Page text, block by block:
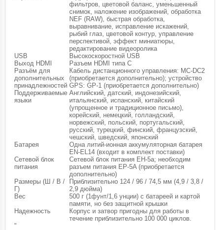
фильтров, цветовой баланс, уменьшенный
снимок, наложение изображений, обработка
NEF (RAW), быстрая обработка,
выравнивание, исправление искажений,
рыбий глаз, цветовой контур, управление
перспективой, эффект миниатюры,
редактирование видеоролика
USB
Высокоскоростной USB
Выход HDMI
Разъем HDMI типа С
Разъём для
дополнительных
принадлежностей
Кабель дистанционного управления: MC-DC2
(приобретается дополнительно); устройство
GPS: GP-1 (приобретается дополнительно)
Поддерживаемые
языки
Английский, датский, индонезийский,
итальянский, испанский, китайский
(упрощенное и традиционное письмо),
корейский, немецкий, голландский,
норвежский, польский, португальский,
русский, турецкий, финский, французский,
чешский, шведский, японский
Батарея
Одна литий-ионная аккумуляторная батарея
EN-EL14 (входит в комплект поставки)
Сетевой блок
питания
Сетевой блок питания EH-5а; необходим
разъем питания EP-5A (приобретается
дополнительно)
Размеры (Ш / В /
Г)
Приблизительно 124 / 96 / 74,5 мм (4,9 / 3,8 /
2,9 дюйма)
Вес
500 г (1фунт/1,6 унции) с батареей и картой
памяти, но без защитной крышки
Надежность
Корпус и затвор пригодны для работы в
течение приблизительно 100 000 циклов.
"